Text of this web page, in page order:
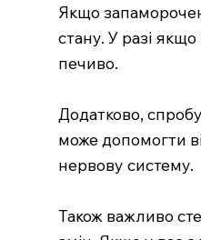
Якщо
стану. У разі
печиво.
Додатково,
може допомогти
нервову систему.
Також важливо